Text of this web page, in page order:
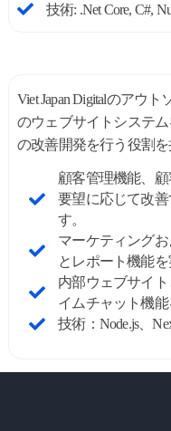
技術: .Net Core, C#,
Viet Japan Digitalのアウ
のウェブサイトシステ
の改善開発を行う役割を
顧客管理機能、
要望に応じて改
す。
マーケティング
とレポート機能
内部ウェブサイ
イムチャット機能
技術：Node.js、